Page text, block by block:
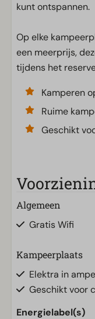
kunt ontspannen.
Op elke
een meerprijs,
tijdens het
Kamperen
Ruime
Geschikt
Algemeen
Gratis Wifi
Kampeerplaats
Elektra in
Geschikt voor
Energielabel(s)